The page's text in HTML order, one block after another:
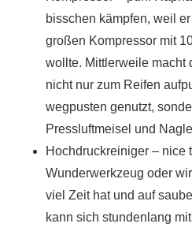
bisschen kämpfen, weil
großen Kompressor mit
wollte. Mittlerweile macht
nicht nur zum Reifen
wegpusten genutzt,
Pressluftmeisel und
Hochdruckreiniger – nice
Wunderwerkzeug oder
viel Zeit hat und auf
kann sich stundenlang